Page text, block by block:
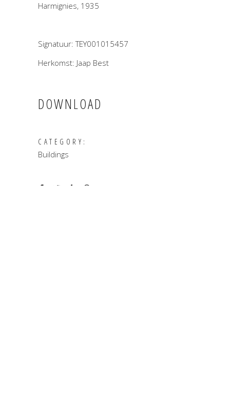
Harmignies, 1935
Signatuur: TEY001015457
Herkomst: Jaap Best
DOWNLOAD
CATEGORY:
Buildings